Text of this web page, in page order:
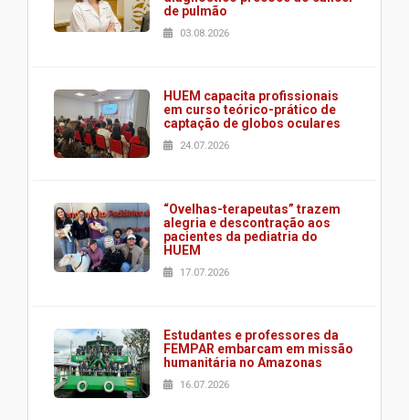
de pulmão
03.08.2026
HUEM capacita profissionais
em curso teórico-prático de
captação de globos oculares
24.07.2026
“Ovelhas-terapeutas” trazem
alegria e descontração aos
pacientes da pediatria do
HUEM
17.07.2026
Estudantes e professores da
FEMPAR embarcam em missão
humanitária no Amazonas
16.07.2026